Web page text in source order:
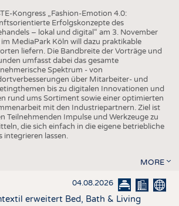
Kongress „Fashion-Emotion 4.0:
Erfolgskonzepte des
– lokal und digital“ am 3. November
MediaPark Köln will dazu praktikable
liefern. Die Bandbreite der Vorträge und
umfasst dabei das gesamte
Spektrum - von
über Mitarbeiter- und
bis zu digitalen Innovationen und
rund ums Sortiment sowie einer optimierten
mit den Industriepartnern. Ziel ist
Teilnehmenden Impulse und Werkzeuge zu
die sich einfach in die eigene betriebliche
integrieren lassen.
MORE
04.08.2026
erweitert Bed, Bath & Living